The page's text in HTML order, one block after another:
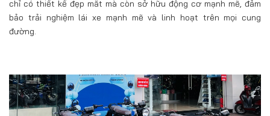
chỉ có thiết kế đẹp mắt mà còn sở hữu động cơ mạnh mẽ, đảm
bảo trải nghiệm lái xe mạnh mẽ và linh hoạt trên mọi cung
đường.